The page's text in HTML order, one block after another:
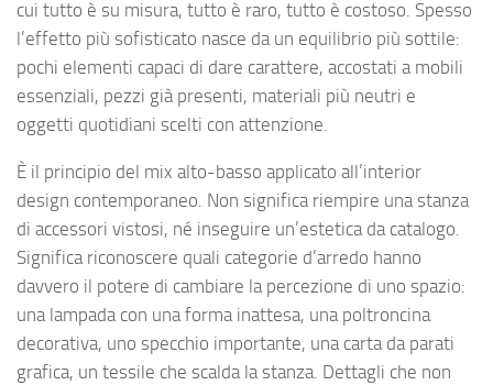
cui tutto è su misura, tutto è raro, tutto è costoso. Spesso
l’effetto più sofisticato nasce da un equilibrio più sottile:
pochi elementi capaci di dare carattere, accostati a mobili
essenziali, pezzi già presenti, materiali più neutri e
oggetti quotidiani scelti con attenzione.
È il principio del mix alto-basso applicato all’interior
design contemporaneo. Non significa riempire una stanza
di accessori vistosi, né inseguire un’estetica da catalogo.
Significa riconoscere quali categorie d’arredo hanno
davvero il potere di cambiare la percezione di uno spazio:
una lampada con una forma inattesa, una poltroncina
decorativa, uno specchio importante, una carta da parati
grafica, un tessile che scalda la stanza. Dettagli che non